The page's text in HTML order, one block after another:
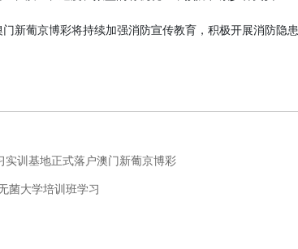
门新葡京博彩将持续加强消防宣传教育，积极开展消防隐
训基地正式落户澳门新葡京博彩
菌大学培训班学习